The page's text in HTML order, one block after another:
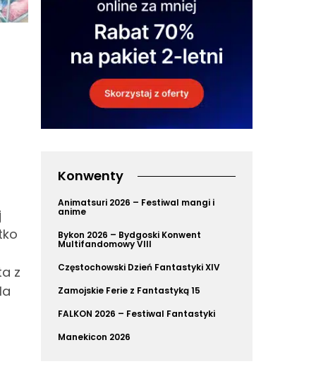
z
Konwenty
Animatsuri 2026 – Festiwal mangi i
anime
Bykon 2026 – Bydgoski Konwent
Multifandomowy VIII
Częstochowski Dzień Fantastyki XIV
Zamojskie Ferie z Fantastyką 15
FALKON 2026 – Festiwal Fantastyki
Manekicon 2026